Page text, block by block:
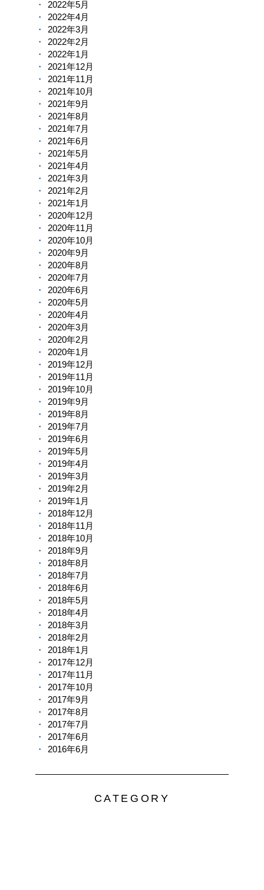
2022年5月
2022年4月
2022年3月
2022年2月
2022年1月
2021年12月
2021年11月
2021年10月
2021年9月
2021年8月
2021年7月
2021年6月
2021年5月
2021年4月
2021年3月
2021年2月
2021年1月
2020年12月
2020年11月
2020年10月
2020年9月
2020年8月
2020年7月
2020年6月
2020年5月
2020年4月
2020年3月
2020年2月
2020年1月
2019年12月
2019年11月
2019年10月
2019年9月
2019年8月
2019年7月
2019年6月
2019年5月
2019年4月
2019年3月
2019年2月
2019年1月
2018年12月
2018年11月
2018年10月
2018年9月
2018年8月
2018年7月
2018年6月
2018年5月
2018年4月
2018年3月
2018年2月
2018年1月
2017年12月
2017年11月
2017年10月
2017年9月
2017年8月
2017年7月
2017年6月
2016年6月
CATEGORY